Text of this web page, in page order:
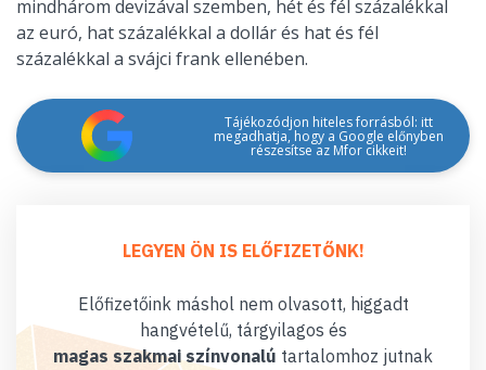
mindhárom devizával szemben, hét és fél százalékkal
az euró, hat százalékkal a dollár és hat és fél
százalékkal a svájci frank ellenében.
Tájékozódjon hiteles forrásból: itt
megadhatja, hogy a Google előnyben
részesítse az Mfor cikkeit!
LEGYEN ÖN IS ELŐFIZETŐNK!
Előfizetőink máshol nem olvasott, higgadt
hangvételű, tárgyilagos és
magas szakmai színvonalú tartalomhoz jutnak